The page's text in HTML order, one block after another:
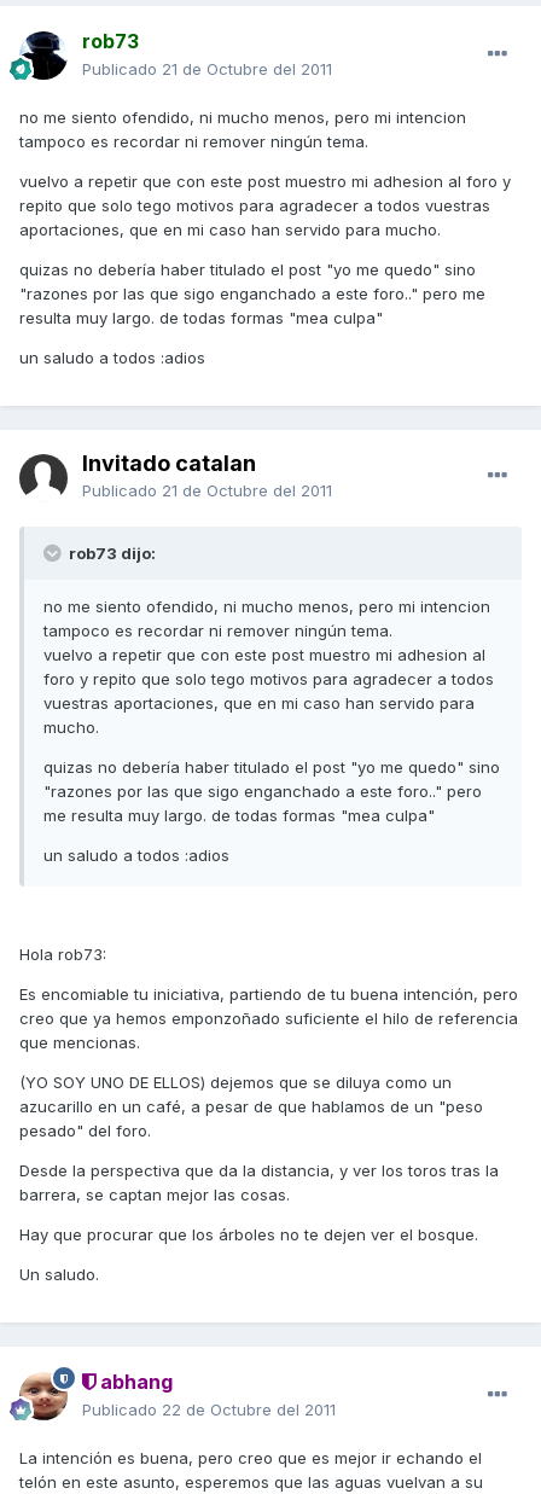
rob73
Publicado 21 de Octubre del 2011
no me siento ofendido, ni mucho menos, pero mi intencion
tampoco es recordar ni remover ningún tema.
vuelvo a repetir que con este post muestro mi adhesion al foro y
repito que solo tego motivos para agradecer a todos vuestras
aportaciones, que en mi caso han servido para mucho.
quizas no debería haber titulado el post "yo me quedo" sino
"razones por las que sigo enganchado a este foro.." pero me
resulta muy largo. de todas formas "mea culpa"
un saludo a todos :adios
Invitado catalan
Publicado 21 de Octubre del 2011
rob73 dijo:
no me siento ofendido, ni mucho menos, pero mi intencion
tampoco es recordar ni remover ningún tema.
vuelvo a repetir que con este post muestro mi adhesion al
foro y repito que solo tego motivos para agradecer a todos
vuestras aportaciones, que en mi caso han servido para
mucho.
quizas no debería haber titulado el post "yo me quedo" sino
"razones por las que sigo enganchado a este foro.." pero
me resulta muy largo. de todas formas "mea culpa"
un saludo a todos :adios
Hola rob73:
Es encomiable tu iniciativa, partiendo de tu buena intención, pero
creo que ya hemos emponzoñado suficiente el hilo de referencia
que mencionas.
(YO SOY UNO DE ELLOS) dejemos que se diluya como un
azucarillo en un café, a pesar de que hablamos de un "peso
pesado" del foro.
Desde la perspectiva que da la distancia, y ver los toros tras la
barrera, se captan mejor las cosas.
Hay que procurar que los árboles no te dejen ver el bosque.
Un saludo.
abhang
Publicado 22 de Octubre del 2011
La intención es buena, pero creo que es mejor ir echando el
telón en este asunto, esperemos que las aguas vuelvan a su